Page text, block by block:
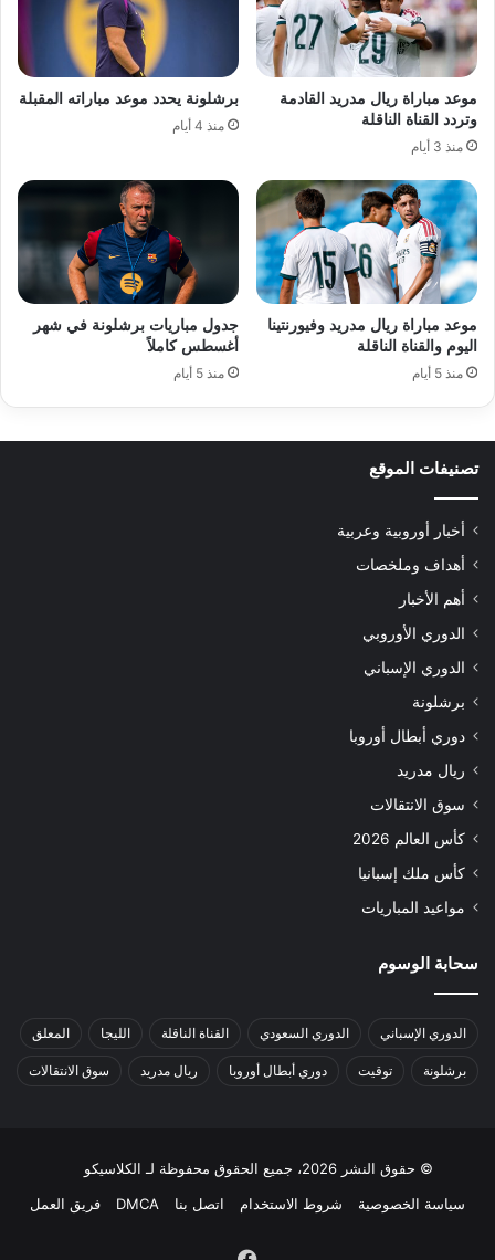
موعد مباراة ريال مدريد القادمة
وتردد القناة الناقلة
منذ 3 أيام
برشلونة يحدد موعد مباراته المقبلة
منذ 4 أيام
موعد مباراة ريال مدريد وفيورنتينا
اليوم والقناة الناقلة
منذ 5 أيام
جدول مباريات برشلونة في شهر
أغسطس كاملاً
منذ 5 أيام
تصنيفات الموقع
أخبار أوروبية وعربية
أهداف وملخصات
أهم الأخبار
الدوري الأوروبي
الدوري الإسباني
برشلونة
دوري أبطال أوروبا
ريال مدريد
سوق الانتقالات
كأس العالم 2026
كأس ملك إسبانيا
مواعيد المباريات
سحابة الوسوم
الدوري الإسباني الدوري السعودي القناة الناقلة الليجا المعلق
برشلونة توقيت دوري أبطال أوروبا ريال مدريد سوق الانتقالات
© حقوق النشر 2026، جميع الحقوق محفوظة لـ الكلاسيكو
سياسة الخصوصية
شروط الاستخدام اتصل بنا DMCA فريق العمل